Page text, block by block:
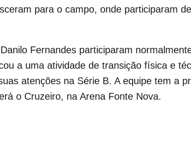
para o campo, onde participaram
Fernandes participaram
a uma atividade de transição física e
atenções na Série B. A equipe tem a
o Cruzeiro, na Arena Fonte Nova.